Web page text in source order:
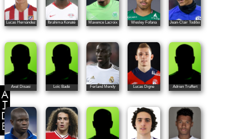
Lucas Hernández Ibrahima Konaté Maxence Lacroix Wesley Fofana Jean-Clair Todibo
Axel Disasi Loïc Badé Ferland Mendy Lucas Digne Adrien Truffert